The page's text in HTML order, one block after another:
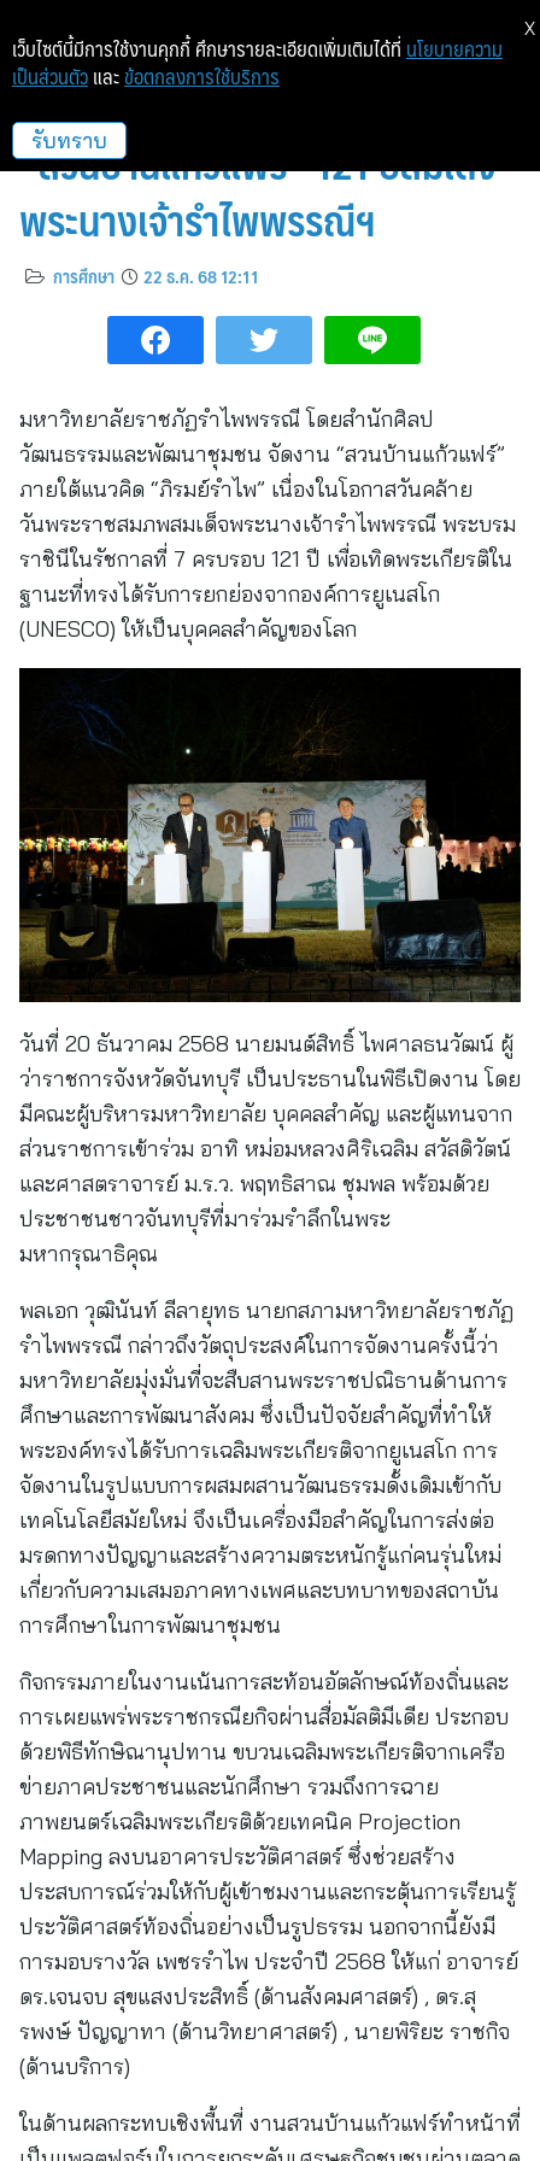
มรภ.รำไพพรรณี เปิดงานใหญ่
“สวนบ้านแก้วแฟร์” 121 ปีสมเด็จ
พระนางเจ้ารำไพพรรณีฯ
การศึกษา 22 ธ.ค. 68 12:11
มหาวิทยาลัยราชภัฏรำไพพรรณี โดยสำนักศิลป
วัฒนธรรมและพัฒนาชุมชน จัดงาน “สวนบ้านแก้วแฟร์”
ภายใต้แนวคิด “ภิรมย์รำไพ” เนื่องในโอกาสวันคล้าย
วันพระราชสมภพสมเด็จพระนางเจ้ารำไพพรรณี พระบรม
ราชินีในรัชกาลที่ 7 ครบรอบ 121 ปี เพื่อเทิดพระเกียรติใน
ฐานะที่ทรงได้รับการยกย่องจากองค์การยูเนสโก
(UNESCO) ให้เป็นบุคคลสำคัญของโลก
วันที่ 20 ธันวาคม 2568 นายมนต์สิทธิ์ ไพศาลธนวัฒน์ ผู้
ว่าราชการจังหวัดจันทบุรี เป็นประธานในพิธีเปิดงาน โดย
มีคณะผู้บริหารมหาวิทยาลัย บุคคลสำคัญ และผู้แทนจาก
ส่วนราชการเข้าร่วม อาทิ หม่อมหลวงศิริเฉลิม สวัสดิวัตน์
และศาสตราจารย์ ม.ร.ว. พฤทธิสาณ ชุมพล พร้อมด้วย
ประชาชนชาวจันทบุรีที่มาร่วมรำลึกในพระ
มหากรุณาธิคุณ
พลเอก วุฒินันท์ ลีลายุทธ นายกสภามหาวิทยาลัยราชภัฏ
รำไพพรรณี กล่าวถึงวัตถุประสงค์ในการจัดงานครั้งนี้ว่า
มหาวิทยาลัยมุ่งมั่นที่จะสืบสานพระราชปณิธานด้านการ
ศึกษาและการพัฒนาสังคม ซึ่งเป็นปัจจัยสำคัญที่ทำให้
พระองค์ทรงได้รับการเฉลิมพระเกียรติจากยูเนสโก การ
จัดงานในรูปแบบการผสมผสานวัฒนธรรมดั้งเดิมเข้ากับ
เทคโนโลยีสมัยใหม่ จึงเป็นเครื่องมือสำคัญในการส่งต่อ
มรดกทางปัญญาและสร้างความตระหนักรู้แก่คนรุ่นใหม่
เกี่ยวกับความเสมอภาคทางเพศและบทบาทของสถาบัน
การศึกษาในการพัฒนาชุมชน
กิจกรรมภายในงานเน้นการสะท้อนอัตลักษณ์ท้องถิ่นและ
การเผยแพร่พระราชกรณียกิจผ่านสื่อมัลติมีเดีย ประกอบ
ด้วยพิธีทักษิณานุปทาน ขบวนเฉลิมพระเกียรติจากเครือ
ข่ายภาคประชาชนและนักศึกษา รวมถึงการฉาย
ภาพยนตร์เฉลิมพระเกียรติด้วยเทคนิค Projection
Mapping ลงบนอาคารประวัติศาสตร์ ซึ่งช่วยสร้าง
ประสบการณ์ร่วมให้กับผู้เข้าชมงานและกระตุ้นการเรียนรู้
ประวัติศาสตร์ท้องถิ่นอย่างเป็นรูปธรรม นอกจากนี้ยังมี
การมอบรางวัล เพชรรำไพ ประจำปี 2568 ให้แก่ อาจารย์
ดร.เจนจบ สุขแสงประสิทธิ์ (ด้านสังคมศาสตร์) , ดร.สุ
รพงษ์ ปัญญาทา (ด้านวิทยาศาสตร์) , นายพิริยะ ราชกิจ
(ด้านบริการ)
ในด้านผลกระทบเชิงพื้นที่ งานสวนบ้านแก้วแฟร์ทำหน้าที่
เว็บไซต์นี้มีการใช้งานคุกกี้ ศึกษารายละเอียดเพิ่มเติมได้ที่ นโยบายความ
เป็นส่วนตัว และ ข้อตกลงการใช้บริการ
รับทราบ
X